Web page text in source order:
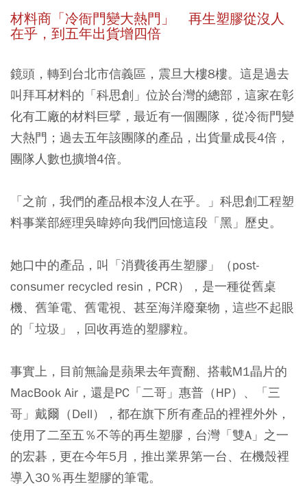
材料商「冷衙門變大熱門」 再生塑膠從沒人
在乎，到五年出貨增四倍
鏡頭，轉到台北市信義區，震旦大樓8樓。這是過去
叫拜耳材料的「科思創」位於台灣的總部，這家在彰
化有工廠的材料巨擘，最近有一個團隊，從冷衙門變
大熱門；過去五年該團隊的產品，出貨量成長4倍，
團隊人數也擴增4倍。
「之前，我們的產品根本沒人在乎。」科思創工程塑
料事業部經理吳暐婷向我們回憶這段「黑」歷史。
她口中的產品，叫「消費後再生塑膠」（post-
consumer recycled resin，PCR），是一種從舊桌
機、舊筆電、舊電視、甚至海洋廢棄物，這些不起眼
的「垃圾」，回收再造的塑膠粒。
事實上，目前無論是蘋果去年賣翻、搭載M1晶片的
MacBook Air，還是PC「二哥」惠普（HP）、「三
哥」戴爾（Dell），都在旗下所有產品的裡裡外外，
使用了二至五％不等的再生塑膠，台灣「雙A」之一
的宏碁，更在今年5月，推出業界第一台、在機殼裡
導入30％再生塑膠的筆電。